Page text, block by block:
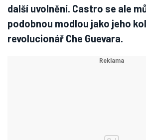
další uvolnění. Castro se ale
podobnou modlou jako jeho
revolucionář Che Guevara.